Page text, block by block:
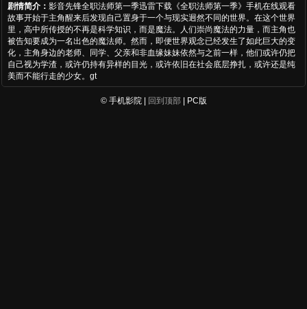
剧情简介： 影音先锋全职法师第一季迅雷下载《全职法师第一季》手机在线观看
故事开始于主角醒来后发现自己置身于一个与现实迥然不同的世界。在这个世界
里，高中所传授的不再是科学知识，而是魔法。人们崇尚魔法的力量，而主角也
被告知要成为一名出色的魔法师。然而，即便世界观念已经发生了如此巨大的变
化，主角身边的老师、同学、父亲和非血缘妹妹依然与之前一样，他们或许仍把
自己视为学渣，或许仍持有异样的目光，或许依旧在社会底层挣扎，或许还是纯
美而不能行走的少女。gt
© 手机影院 | 回到顶部| PC版